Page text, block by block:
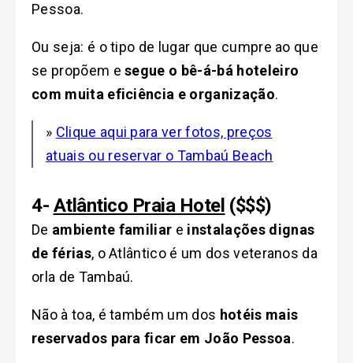
Pessoa.
Ou seja: é o tipo de lugar que cumpre ao que
se propõem esegue o bê-á-bá hoteleiro
com muita eficiência e organização.
» Clique aqui para ver fotos, preços
atuais ou reservar o Tambaú Beach
4- Atlântico Praia Hotel ($$$)
De ambiente familiar e instalações dignas
de férias, o Atlântico é um dos veteranos da
orla de Tambaú.
Não à toa, é também um dos hotéis mais
reservados para ficar em João Pessoa.